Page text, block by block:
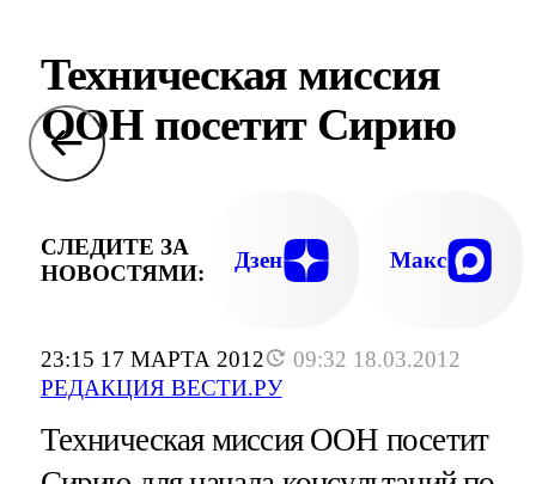
23:15 17 МАРТА 2012
09:32 18.03.2012
РЕДАКЦИЯ ВЕСТИ.РУ
Техническая миссия
ООН посетит Сирию
СЛЕДИТЕ ЗА
НОВОСТЯМИ:
Дзен Макс
Техническая миссия ООН посетит